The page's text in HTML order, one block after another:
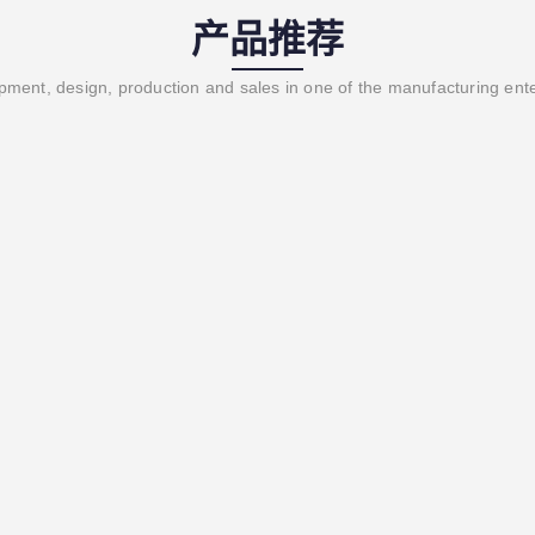
产品推荐
design, production and sales in one of the manufacturing